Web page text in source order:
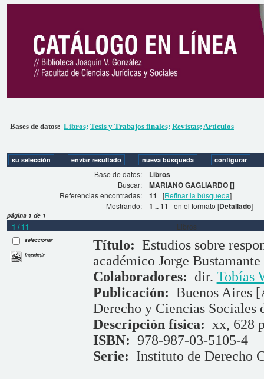
Bases de datos: Libros; Tesis y Trabajos finales; Revistas;Artículos
Base de datos: Libros
Buscar: MARIANO GAGLIARDO []
Referencias encontradas: 11 [Refinar la búsqueda]
Mostrando:
1 .. 11 en el formato [Detallado]
página 1 de 1
1 / 11 Libros
seleccionar
imprimir
Título: Estudios sobre
académico Jorge
Colaboradores: dir. Tobías
Publicación: Buenos Aires
Derecho y Ciencias Sociales
Descripción física: xx, 628
ISBN: 978-987-03-5105-4
Serie: Instituto de Derecho